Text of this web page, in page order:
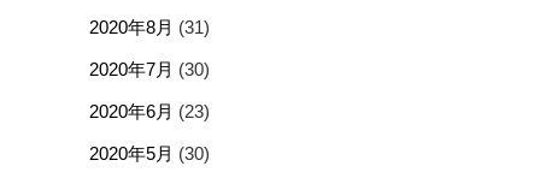
2020年8月 (31)
2020年7月 (30)
2020年6月 (23)
2020年5月 (30)